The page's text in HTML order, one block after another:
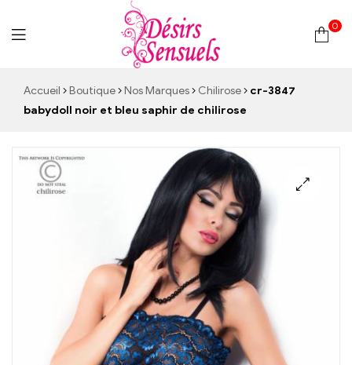
Desirs
Sensuels
0
Accueil Boutique Nos Marques Chilirose
cr-3847
babydoll noir et bleu saphir de chilirose